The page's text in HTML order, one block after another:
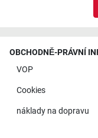
OBCHODNĚ-PRÁVNÍ
VOP
Cookies
náklady na dopravu